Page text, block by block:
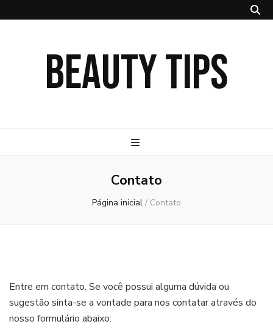
BEAUTY TIPS
Contato
Página inicial / Contato
Entre em contato. Se você possui alguma dúvida ou
sugestão sinta-se a vontade para nos contatar através do
nosso formulário abaixo: